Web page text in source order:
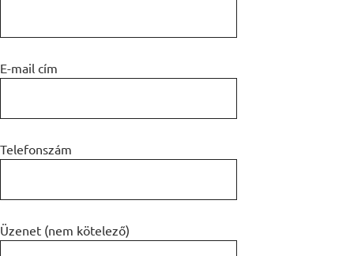
E-mail cím
Telefonszám
Üzenet (nem kötelező)